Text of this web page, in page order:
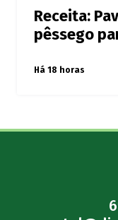
Receita:
pêssego
Há 18 horas